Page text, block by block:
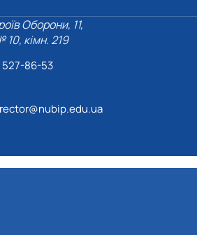
Оборони, 11,
кімн. 219
86-53